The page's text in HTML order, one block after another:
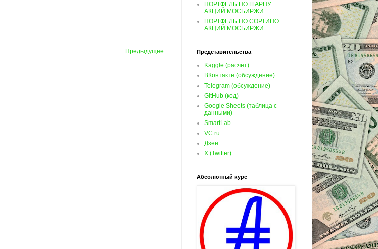
Предыдущее
ПОРТФЕЛЬ ПО ШАРПУ
АКЦИЙ МОСБИРЖИ
ПОРТФЕЛЬ ПО СОРТИНО
АКЦИЙ МОСБИРЖИ
Представительства
Kaggle (расчёт)
ВКонтакте (обсуждение)
Telegram (обсуждение)
GitHub (код)
Google Sheets (таблица с
данными)
SmartLab
VC.ru
Дзен
X (Twitter)
Абсолютный курс